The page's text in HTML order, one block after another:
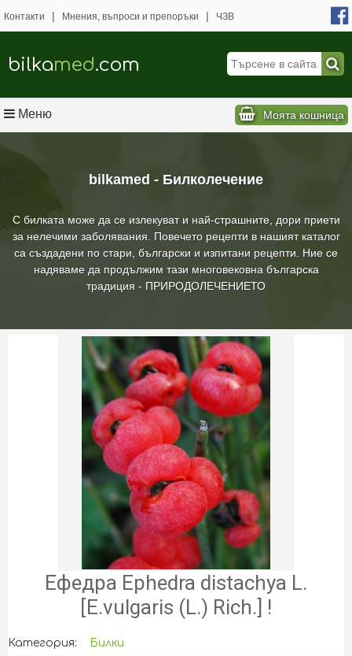
bilkamed - Билколечение
С билката може да се излекуват и най-страшните, дори приети
за нелечими заболявания. Повечето рецепти в нашият каталог
са създадени по стари, български и изпитани рецепти. Ние се
надяваме да продължим тази многовековна българска
традиция - ПРИРОДОЛЕЧЕНИЕТО
Контакти | Мнения, въпроси и препоръки | ЧЗВ
bilkamed.com
Меню Моята кошница
Ефедра Ephedra distachya L.
[Е.vulgaris (L.) Rich.] !
Категория: Билки